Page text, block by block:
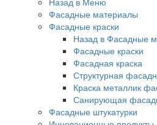
Фасадные материалы
Фасадные краски
Назад в Фасадные
Фасадные краски
Фасадная краска
Структурная
Краска металлик
Санирующая
Фасадные штукатурки